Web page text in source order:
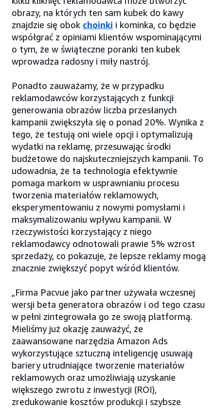
obrazy, na których ten sam kubek do kawy
znajdzie się obok choinki i kominka, co będzie
współgrać z opiniami klientów wspominającymi
o tym, że w świąteczne poranki ten kubek
wprowadza radosny i miły nastrój.
Ponadto zauważamy, że w przypadku
reklamodawców korzystających z funkcji
generowania obrazów liczba przesłanych
kampanii zwiększyła się o ponad 20%. Wynika z
tego, że testują oni wiele opcji i optymalizują
wydatki na reklamę, przesuwając środki
budżetowe do najskuteczniejszych kampanii. To
udowadnia, że ta technologia efektywnie
pomaga markom w usprawnianiu procesu
tworzenia materiałów reklamowych,
eksperymentowaniu z nowymi pomysłami i
maksymalizowaniu wpływu kampanii. W
rzeczywistości korzystający z niego
reklamodawcy odnotowali prawie 5% wzrost
sprzedaży, co pokazuje, że lepsze reklamy mogą
znacznie zwiększyć popyt wśród klientów.
„Firma Pacvue jako partner używała wczesnej
wersji beta generatora obrazów i od tego czasu
w pełni zintegrowała go ze swoją platformą.
Mieliśmy już okazję zauważyć, że
zaawansowane narzędzia Amazon Ads
wykorzystujące sztuczną inteligencję usuwają
bariery utrudniające tworzenie materiałów
reklamowych oraz umożliwiają uzyskanie
większego zwrotu z inwestycji (ROI),
zredukowanie kosztów produkcji i szybsze